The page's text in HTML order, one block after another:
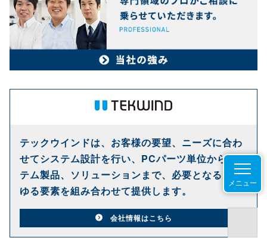
メニュー
テックウインドは、お客様の要望、ニーズに合わ
せてシステム設計を行い、PCパーツ単位からシス
テム製品、ソリューションまで、必要となるあら
ゆる要素を組み合わせて提供します。
会社情報はこちら